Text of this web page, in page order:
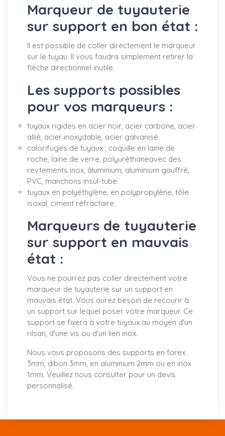
Marqueur de tuyauterie
sur support en bon état :
Il est possible de coller directement le marqueur
sur le tuyau. Il vous faudra simplement retirer la
flèche directionnel inutile.
Les supports possibles
pour vos marqueurs :
tuyaux rigides en acier noir, acier carbone, acier
allié, acier inoxydable, acier galvanisé.
calorifuges de tuyaux : coquille en laine de
roche, laine de verre, polyuréthaneavec des
revtements inox, âluminium, aluminium gauffré,
PVC, manchons insul-tube
tuyaux en polyéthylène, en polypropylène, tôle
isoxal, ciment réfractaire
Marqueurs de tuyauterie
sur support en mauvais
état :
Vous ne pourrez pas coller directement votre
marqueur de tuyauterie sur un support en
mauvais état. Vous aurez besoin de recourir à
un support sur lequel poser votre marqueur. Ce
support se fixera à votre tuyaux au moyen d'un
rilsan, d'une vis ou d'un lien inox.
Nous vous proposons des supports en forex
3mm, dibon 3mm, en aluminium 2mm ou en inox
1mm. Veuillez nous consulter pour un devis
personnalisé.